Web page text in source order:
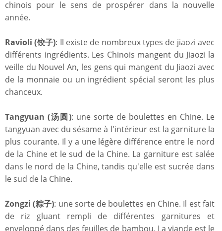
chinois pour le sens de prospérer dans la nouvelle
année.
Ravioli (饺子): Il existe de nombreux types de jiaozi avec
différents ingrédients. Les Chinois mangent du Jiaozi la
veille du Nouvel An, les gens qui mangent du Jiaozi avec
de la monnaie ou un ingrédient spécial seront les plus
chanceux.
Tangyuan (汤圆): une sorte de boulettes en Chine. Le
tangyuan avec du sésame à l'intérieur est la garniture la
plus courante. Il y a une légère différence entre le nord
de la Chine et le sud de la Chine. La garniture est salée
dans le nord de la Chine, tandis qu'elle est sucrée dans
le sud de la Chine.
Zongzi (粽子): une sorte de boulettes en Chine. Il est fait
de riz gluant rempli de différentes garnitures et
enveloppé dans des feuilles de bambou. La viande est le